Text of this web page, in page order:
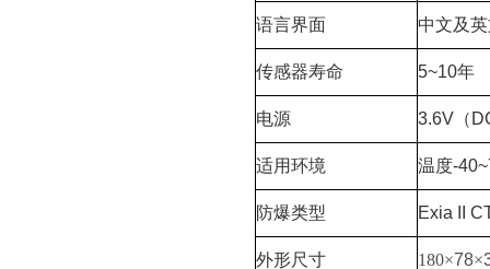
语言界面 中文及
传感器寿命 5~10年
电源 3.6V （
适用环境 温度-
防爆类型 Exia II
外形尺寸 180×78×